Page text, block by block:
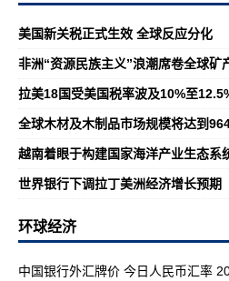
美国新关税正式生效 全球反应分化
非洲“资源民族主义”浪潮席卷全球矿
拉美18国受美国税率波及10%至
全球木材及木制品市场规模将达到
越南着眼于构建国家海洋产业生态系
世界银行下调拉丁美洲经济增长预期
环球经济
中国银行外汇牌价 今日人民币汇率